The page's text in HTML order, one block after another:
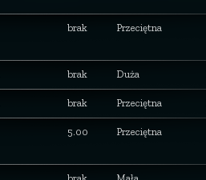
brak Przeciętna
brak Duża
brak Przeciętna
5.00 Przeciętna